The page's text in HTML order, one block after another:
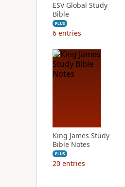
ESV Global Study
Bible
PLUS
6 entries
King James Study
Bible Notes
PLUS
20 entries